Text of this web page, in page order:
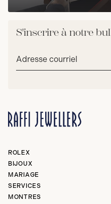
S'inscrire à notre
Adresse
ROLEX
BIJOUX
MARIAGE
SERVICES
MONTRES